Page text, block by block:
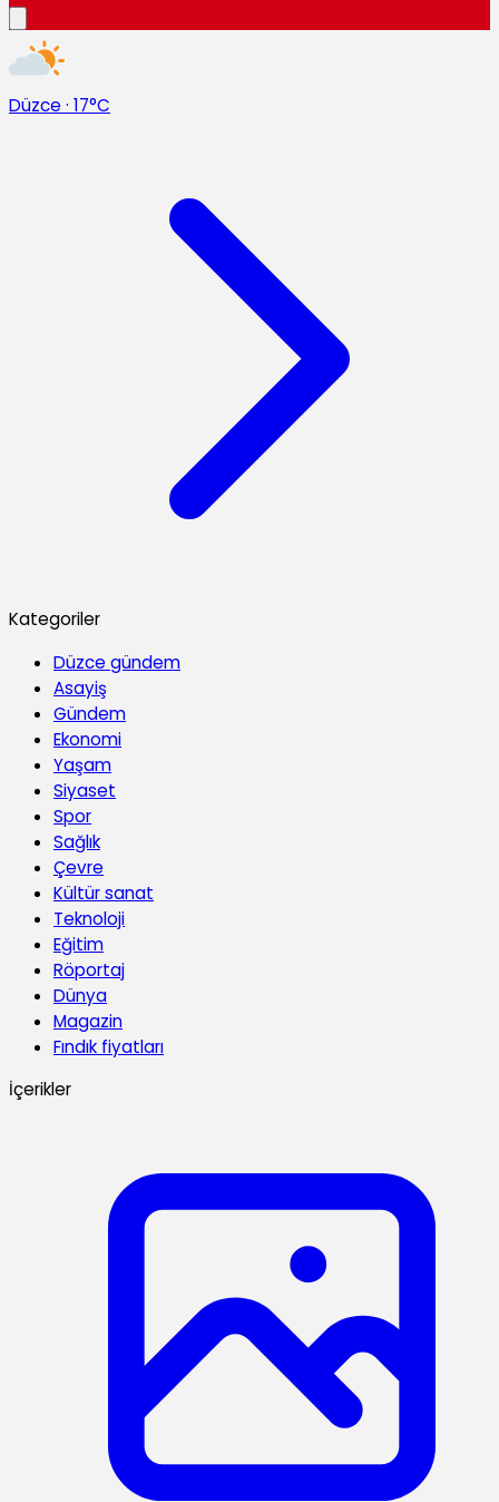
Düzce · 17°C
Kategoriler
Düzce gündem
Asayiş
Gündem
Ekonomi
Yaşam
Siyaset
Spor
Sağlık
Çevre
Kültür sanat
Teknoloji
Eğitim
Röportaj
Dünya
Magazin
Fındık fiyatları
İçerikler